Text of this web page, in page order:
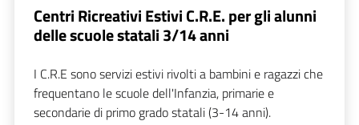
Centri Ricreativi Estivi C.R.E. per gli alunni
delle scuole statali 3/14 anni
I C.R.E sono servizi estivi rivolti a bambini e ragazzi che
frequentano le scuole dell'Infanzia, primarie e
secondarie di primo grado statali (3-14 anni).